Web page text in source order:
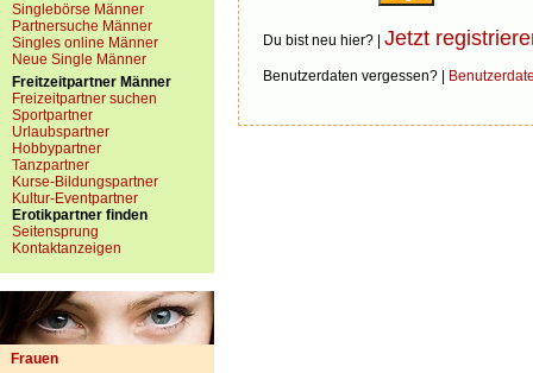
Singlebörse Männer
Partnersuche Männer
Singles online Männer
Neue Single Männer
Freitzeitpartner Männer
Freizeitpartner suchen
Sportpartner
Urlaubspartner
Hobbypartner
Tanzpartner
Kurse-Bildungspartner
Kultur-Eventpartner
Erotikpartner finden
Seitensprung
Kontaktanzeigen
Frauen
Du bist neu hier? | Jetzt
Benutzerdaten vergessen? |